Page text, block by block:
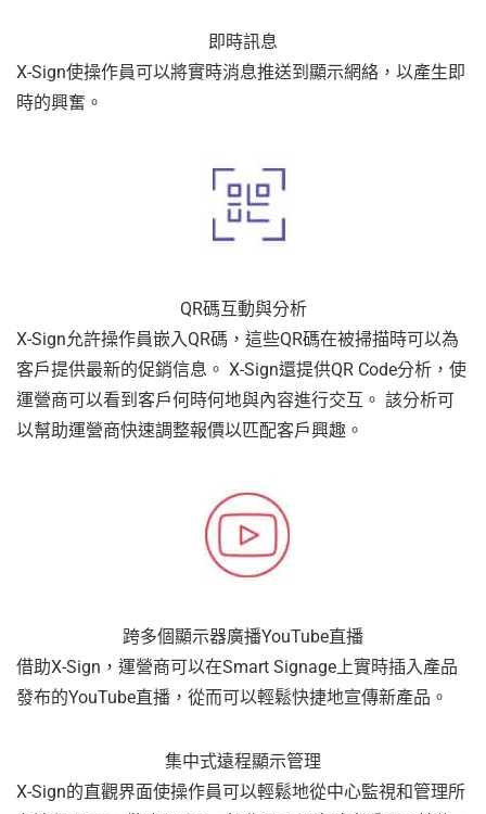
即時訊息
X-Sign使操作員可以將實時消息推送到顯示網絡，以產生即
時的興奮。
QR碼互動與分析
X-Sign允許操作員嵌入QR碼，這些QR碼在被掃描時可以為
客戶提供最新的促銷信息。 X-Sign還提供QR Code分析，使
運營商可以看到客戶何時何地與內容進行交互。 該分析可
以幫助運營商快速調整報價以匹配客戶興趣。
跨多個顯示器廣播YouTube直播
借助X-Sign，運營商可以在Smart Signage上實時插入產品
發布的YouTube直播，從而可以輕鬆快捷地宣傳新產品。
集中式遠程顯示管理
X-Sign的直觀界面使操作員可以輕鬆地從中心監視和管理所